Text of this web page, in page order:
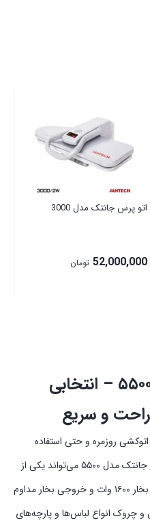
اتو پرس جانتک مدل 3000
52,000,000 تومان
اتو پرس جانتک مدل ۵۵۰۰ – انتخابی
و سریع
روزمره و حتی استفاده
نیمه‌حرفه‌ای در منزل هستید، اتو پرس جانتک مدل ۵۵۰۰ می‌تواند یکی از
بهترین گزینه‌ها باشد. این مدل با توان بخار ۱۶۰۰ وات و خروجی بخار مداوم
و چروک انواع لباس‌ها و پارچه‌های